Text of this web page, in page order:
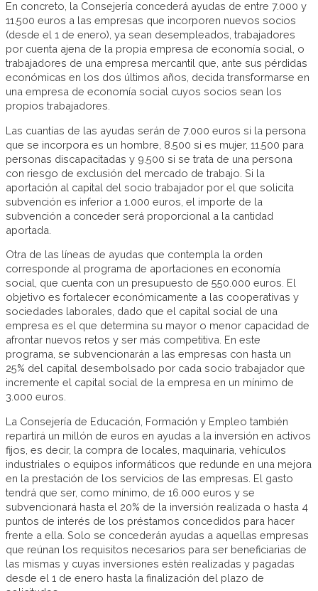
En concreto, la Consejería concederá ayudas de entre 7.000 y
11.500 euros a las empresas que incorporen nuevos socios
(desde el 1 de enero), ya sean desempleados, trabajadores
por cuenta ajena de la propia empresa de economía social, o
trabajadores de una empresa mercantil que, ante sus pérdidas
económicas en los dos últimos años, decida transformarse en
una empresa de economía social cuyos socios sean los
propios trabajadores.
Las cuantías de las ayudas serán de 7.000 euros si la persona
que se incorpora es un hombre, 8.500 si es mujer, 11.500 para
personas discapacitadas y 9.500 si se trata de una persona
con riesgo de exclusión del mercado de trabajo. Si la
aportación al capital del socio trabajador por el que solicita
subvención es inferior a 1.000 euros, el importe de la
subvención a conceder será proporcional a la cantidad
aportada.
Otra de las líneas de ayudas que contempla la orden
corresponde al programa de aportaciones en economía
social, que cuenta con un presupuesto de 550.000 euros. El
objetivo es fortalecer económicamente a las cooperativas y
sociedades laborales, dado que el capital social de una
empresa es el que determina su mayor o menor capacidad de
afrontar nuevos retos y ser más competitiva. En este
programa, se subvencionarán a las empresas con hasta un
25% del capital desembolsado por cada socio trabajador que
incremente el capital social de la empresa en un mínimo de
3.000 euros.
La Consejería de Educación, Formación y Empleo también
repartirá un millón de euros en ayudas a la inversión en activos
fijos, es decir, la compra de locales, maquinaria, vehículos
industriales o equipos informáticos que redunde en una mejora
en la prestación de los servicios de las empresas. El gasto
tendrá que ser, como mínimo, de 16.000 euros y se
subvencionará hasta el 20% de la inversión realizada o hasta 4
puntos de interés de los préstamos concedidos para hacer
frente a ella. Solo se concederán ayudas a aquellas empresas
que reúnan los requisitos necesarios para ser beneficiarias de
las mismas y cuyas inversiones estén realizadas y pagadas
desde el 1 de enero hasta la finalización del plazo de